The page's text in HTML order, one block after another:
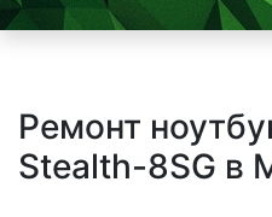
Ремонт
Stealth-8SG в